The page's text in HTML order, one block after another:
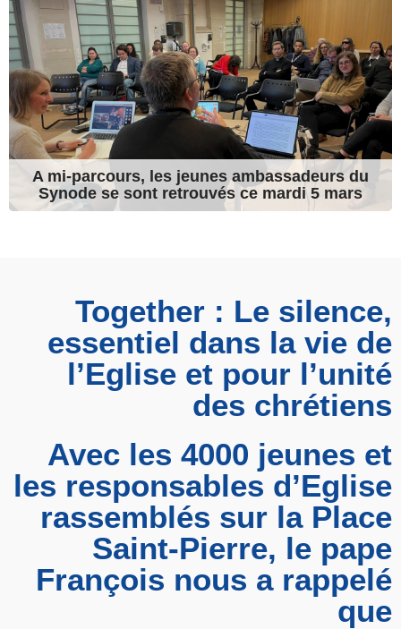
A mi-parcours, les jeunes ambassadeurs du
Synode se sont retrouvés ce mardi 5 mars
Together : Le silence,
essentiel dans la vie de
l’Eglise et pour l’unité
des chrétiens
Avec les 4000 jeunes et
les responsables d’Eglise
rassemblés sur la Place
Saint-Pierre, le pape
François nous a rappelé
que